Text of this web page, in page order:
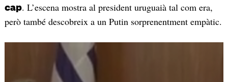
cap. L’escena mostra al president uruguaià tal com era,
però també descobreix a un Putin sorprenentment empàtic.